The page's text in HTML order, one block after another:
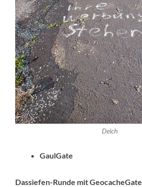
Deich
GaulGate
Dassiefen-Runde mit GeocacheGate